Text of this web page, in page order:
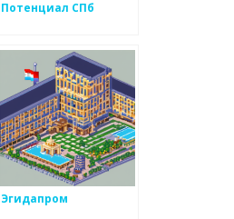
Потенциал СПб
Эгидапром